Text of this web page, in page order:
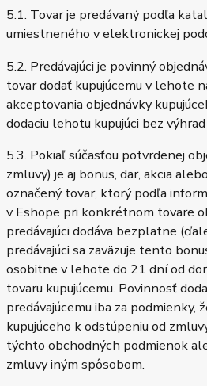
5.1. Tovar je predávaný podľa
umiestneného v elektronickej
5.2. Predávajúci je povinný
tovar dodať kupujúcemu v lehote
akceptovania objednávky
dodaciu lehotu kupujúci bez
5.3. Pokiaľ súčasťou potvrdenej
zmluvy) je aj bonus, dar, akcia
označený tovar, ktorý podľa
v Eshope pri konkrétnom tovare
predávajúci dodáva bezplatne
predávajúci sa zaväzuje tento
osobitne v lehote do 21 dní od
tovaru kupujúcemu. Povinnosť
predávajúcemu iba za podmienky,
kupujúceho k odstúpeniu od
týchto obchodných podmienok
zmluvy iným spôsobom.